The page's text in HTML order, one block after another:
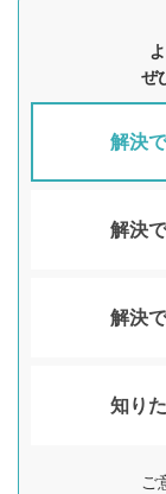
ぜ
解決
解決
解決
知り
ご